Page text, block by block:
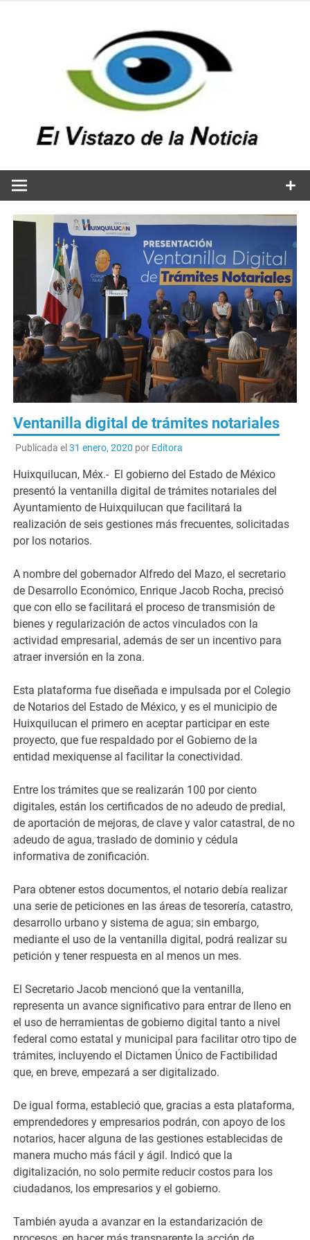
Ventanilla digital de trámites notariales
Publicada el 31 enero, 2020 por Editora
Huixquilucan, Méx.- El gobierno del Estado de México
presentó la ventanilla digital de trámites notariales del
Ayuntamiento de Huixquilucan que facilitará la
realización de seis gestiones más frecuentes, solicitadas
por los notarios.
A nombre del gobernador Alfredo del Mazo, el secretario
de Desarrollo Económico, Enrique Jacob Rocha, precisó
que con ello se facilitará el proceso de transmisión de
bienes y regularización de actos vinculados con la
actividad empresarial, además de ser un incentivo para
atraer inversión en la zona.
Esta plataforma fue diseñada e impulsada por el Colegio
de Notarios del Estado de México, y es el municipio de
Huixquilucan el primero en aceptar participar en este
proyecto, que fue respaldado por el Gobierno de la
entidad mexiquense al facilitar la conectividad.
Entre los trámites que se realizarán 100 por ciento
digitales, están los certificados de no adeudo de predial,
de aportación de mejoras, de clave y valor catastral, de no
adeudo de agua, traslado de dominio y cédula
informativa de zonificación.
Para obtener estos documentos, el notario debía realizar
una serie de peticiones en las áreas de tesorería, catastro,
desarrollo urbano y sistema de agua; sin embargo,
mediante el uso de la ventanilla digital, podrá realizar su
petición y tener respuesta en al menos un mes.
El Secretario Jacob mencionó que la ventanilla,
representa un avance significativo para entrar de lleno en
el uso de herramientas de gobierno digital tanto a nivel
federal como estatal y municipal para facilitar otro tipo de
trámites, incluyendo el Dictamen Único de Factibilidad
que, en breve, empezará a ser digitalizado.
De igual forma, estableció que, gracias a esta plataforma,
emprendedores y empresarios podrán, con apoyo de los
notarios, hacer alguna de las gestiones establecidas de
manera mucho más fácil y ágil. Indicó que la
digitalización, no solo permite reducir costos para los
ciudadanos, los empresarios y el gobierno.
También ayuda a avanzar en la estandarización de